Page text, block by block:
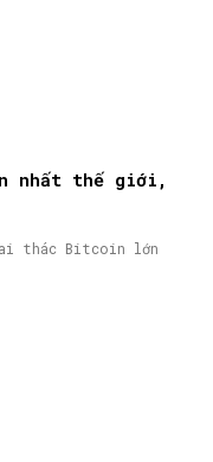
nhất thế giới,
thác Bitcoin lớn